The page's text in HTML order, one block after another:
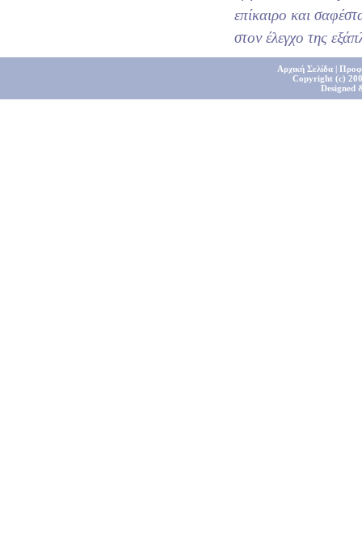
επίκαιρο και
στον έλεγχο της
Αρχική Σελίδα|
Copyright (c)
Designed